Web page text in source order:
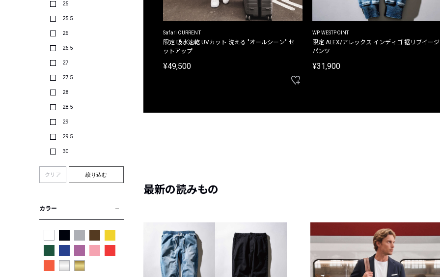
25
25.5
26
26.5
27
27.5
28
28.5
29
29.5
30
クリア 絞り込む
カラー
Safari CURRENT
限定 吸水速乾 UVカット 洗える "オールシーン" セ
ットアップ
¥49,500
WP WESTPOINT
限定 ALEX/アレックス インディゴ 裾リブイー
パンツ
¥31,900
最新の読みもの